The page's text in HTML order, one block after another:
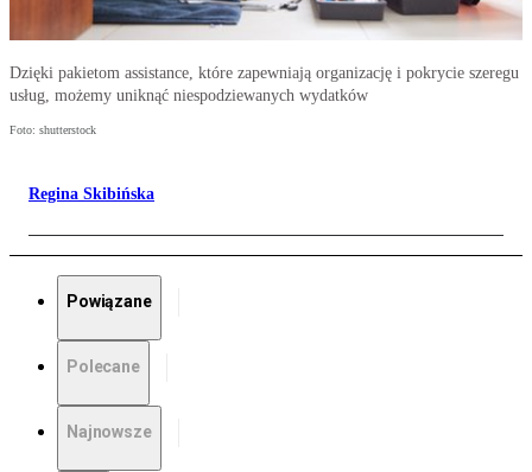
Dzięki pakietom assistance, które zapewniają organizację i pokrycie szeregu
usług, możemy uniknąć niespodziewanych wydatków
Foto: shutterstock
Regina Skibińska
Powiązane
Polecane
Najnowsze